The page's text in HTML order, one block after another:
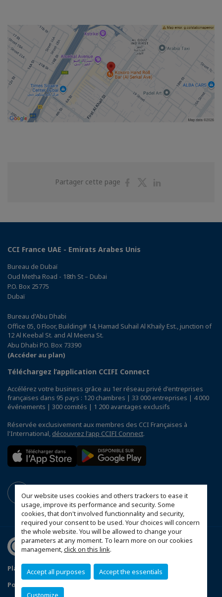
Our website uses cookies and others trackers to ease it
usage, improve its performance and security. Some
cookies, that don't involved functionnality and security,
required your consent to be used. Your choices will concern
the whole website. You will be allowed to change your
parameters at any moment. To learn more on our cookies
management,click on this link.
Accept all purposes Accept the essentials
Customize
Partager cette page
PartagerPartager
CCI France UAE - Emirats Arabes Unis
Bureau de Dubaï
Oud Metha Road - 18th St – Dubai
P.O. Box 25775
Dubaï
Bureau d'Abu Dhabi
Office 05, 0 Floor, Building# 14, Hamad Suhail Al Khaily Est., junction of
12 Al Keebal St. and Al Meena St.
Abu Dhabi P.O. Box 73390
(Accéder au plan)
Téléchargez l’application CCIFI Connect
Accélérez votre business grâce au 1er réseau privé d'entreprises
françaises dans 95 pays : 120 chambres | 33 000 entreprises | 4 000
événements | 300 comités | 1 200 avantages exclusifs
Réservée exclusivement aux membres des CCI Françaises à
l'International, découvrez l'app CCIFI Connect.
Plan du site
Mentions légales
Politique de confidentialité